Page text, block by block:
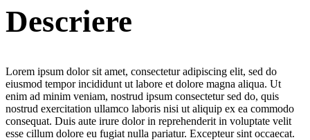
Descriere
Lorem ipsum dolor sit amet, consectetur adipiscing elit, sed do
eiusmod tempor incididunt ut labore et dolore magna aliqua. Ut
enim ad minim veniam, nostrud ipsum consectetur sed do, quis
nostrud exercitation ullamco laboris nisi ut aliquip ex ea commodo
consequat. Duis aute irure dolor in reprehenderit in voluptate velit
esse cillum dolore eu fugiat nulla pariatur. Excepteur sint occaecat.